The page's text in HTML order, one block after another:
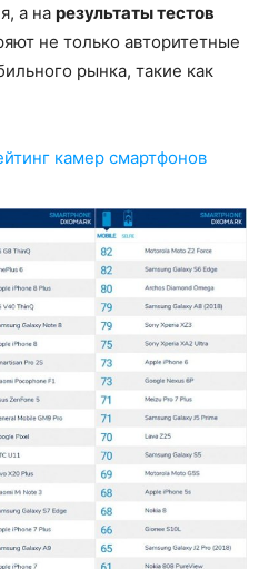
а на результаты тестов
не только авторитетные
рынка, такие как
камер смартфонов